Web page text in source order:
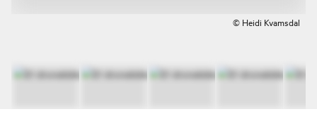
© Heidi Kvamsdal